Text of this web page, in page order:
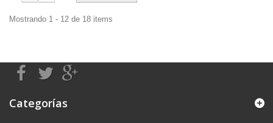
Mostrando 1 - 12 de 18 items
Categorías